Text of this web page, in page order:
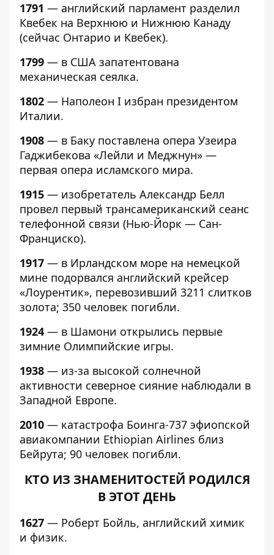
1791 — английский парламент разделил
Квебек на Верхнюю и Нижнюю Канаду
(сейчас Онтарио и Квебек).
1799 — в США запатентована
механическая сеялка.
1802 — Наполеон I избран президентом
Италии.
1908 — в Баку поставлена опера Узеира
Гаджибекова «Лейли и Меджнун» —
первая опера исламского мира.
1915 — изобретатель Александр Белл
провел первый трансамериканский сеанс
телефонной связи (Нью-Йорк — Сан-
Франциско).
1917 — в Ирландском море на немецкой
мине подорвался английский крейсер
«Лоурентик», перевозивший 3211 слитков
золота; 350 человек погибли.
1924 — в Шамони открылись первые
зимние Олимпийские игры.
1938 — из-за высокой солнечной
активности северное сияние наблюдали в
Западной Европе.
2010 — катастрофа Боинга-737 эфиопской
авиакомпании Ethiopian Airlines близ
Бейрута; 90 человек погибли.
КТО ИЗ ЗНАМЕНИТОСТЕЙ РОДИЛСЯ
В ЭТОТ ДЕНЬ
1627 — Роберт Бойль, английский химик
и физик.